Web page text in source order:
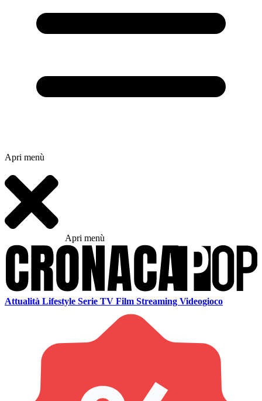
Apri menù
Apri menù
Attualità Lifestyle Serie TV Film Streaming Videogioco